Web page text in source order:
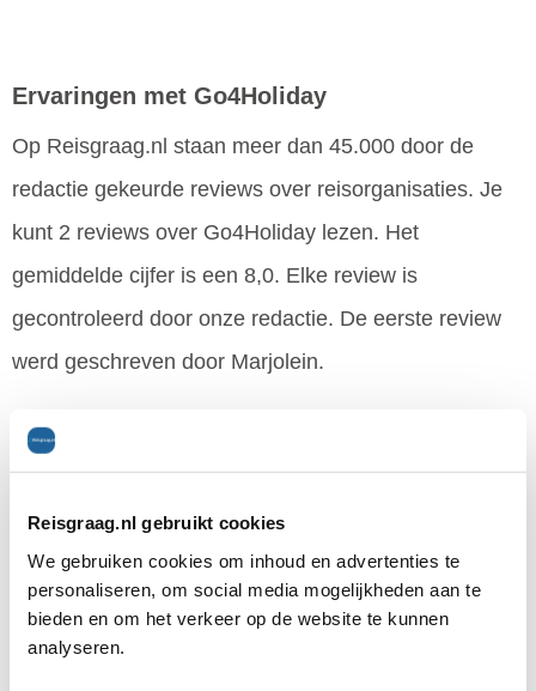
Reisgraag.nl gebruikt cookies
We gebruiken cookies om inhoud en advertenties te
personaliseren, om social media mogelijkheden aan te
bieden en om het verkeer op de website te kunnen
analyseren.
Ervaringen met Go4Holiday
Op Reisgraag.nl staan meer dan 45.000 door de
redactie gekeurde reviews over reisorganisaties. Je
kunt 2 reviews over Go4Holiday lezen. Het
gemiddelde cijfer is een 8,0. Elke review is
gecontroleerd door onze redactie. De eerste review
werd geschreven door Marjolein.
Go4Holiday zit in de categorie 'Autovakantie'. Hierin
Parijs en VacanceSelect. Al deze organisaties samen
hebben in 718 reviews een gemiddelde gescoord van
6,9.